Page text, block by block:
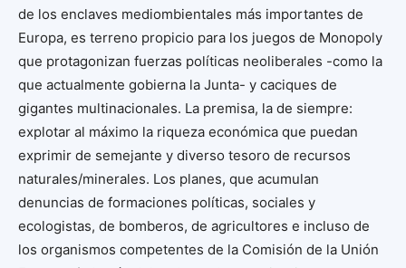
de los enclaves mediombientales más importantes de
Europa, es terreno propicio para los juegos de Monopoly
que protagonizan fuerzas políticas neoliberales -como la
que actualmente gobierna la Junta- y caciques de
gigantes multinacionales. La premisa, la de siempre:
explotar al máximo la riqueza económica que puedan
exprimir de semejante y diverso tesoro de recursos
naturales/minerales. Los planes, que acumulan
denuncias de formaciones políticas, sociales y
ecologistas, de bomberos, de agricultores e incluso de
los organismos competentes de la Comisión de la Unión